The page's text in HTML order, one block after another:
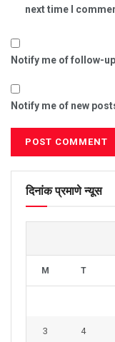
next time I
Notify me of follow-
Notify me of new
दिनांक प्रमाणे न्यूस
M T
3 4